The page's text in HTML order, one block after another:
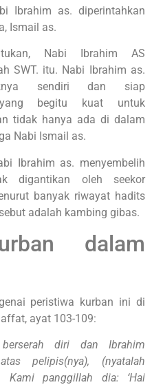
Ibrahim as. diperintahkan
Ismail as.
Nabi Ibrahim AS
SWT. itu. Nabi Ibrahim as.
sendiri dan siap
yang begitu kuat untuk
tidak hanya ada di dalam
Nabi Ismail as.
Ibrahim as. menyembelih
digantikan oleh seekor
banyak riwayat hadits
adalah kambing gibas.
dalam
peristiwa kurban ini di
ayat 103-109:
diri dan Ibrahim
pelipis(nya), (nyatalah
Kami panggillah dia: ‘Hai